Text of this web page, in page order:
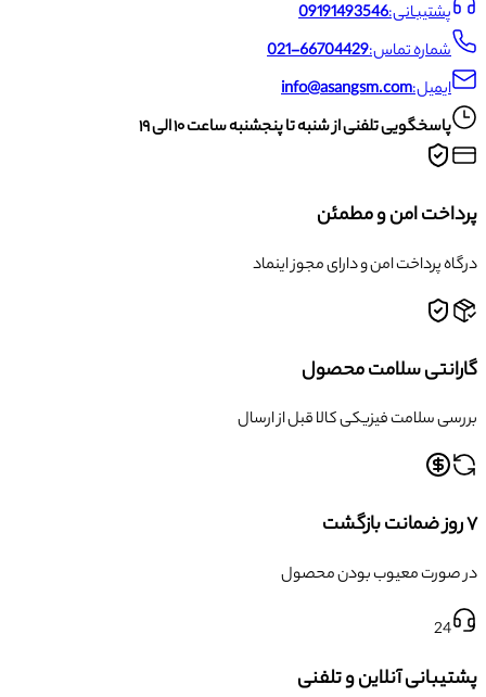
پشتیبانی:09191493546
شماره تماس:021-66704429
ایمیل:info@asangsm.com
پاسخگویی تلفنی از شنبه تا پنجشنبه ساعت ۱۰ الی ۱۹
پرداخت امن و مطمئن
درگاه پرداخت امن و دارای مجوز اینماد
گارانتی سلامت محصول
بررسی سلامت فیزیکی کالا قبل از ارسال
۷ روز ضمانت بازگشت
در صورت معیوب بودن محصول
24
پشتیبانی آنلاین و تلفنی